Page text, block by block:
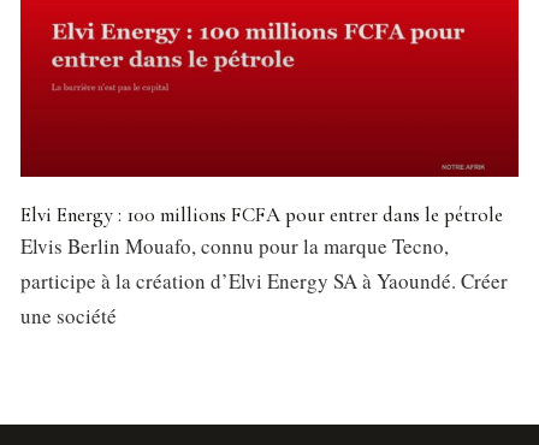
Elvi Energy : 100 millions FCFA pour entrer dans le pétrole
Elvis Berlin Mouafo, connu pour la marque Tecno,
participe à la création d’Elvi Energy SA à Yaoundé. Créer
une société